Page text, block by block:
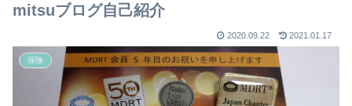
mitsuブログ自己紹介
2020.09.22 2021.01.17
保険